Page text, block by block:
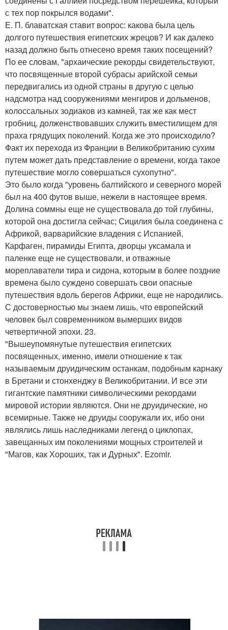
с тех пор покрылся водами".
Е. П. блаватская ставит вопрос: какова была цель
долгого путешествия египетских жрецов? И как далеко
назад должно быть отнесено время таких посещений?
По ее словам, "архаические рекорды свидетельствуют,
что посвященные второй субрасы арийской семьи
передвигались из одной страны в другую с целью
надсмотра над сооружениями менгиров и дольменов,
колоссальных зодиаков из камней, так же как мест
гробниц, долженствовавших служить вместилищем для
праха грядущих поколений. Когда же это происходило?
Факт их перехода из Франции в Великобританию сухим
путем может дать представление о времени, когда такое
путешествие могло совершаться сухопутно".
Это было когда "уровень балтийского и северного морей
был на 400 футов выше, нежели в настоящее время.
Долина соммны еще не существовала до той глубины,
которой она достигла сейчас; Сицилия была соединена с
Африкой, варварийские владения с Испанией,
Карфаген, пирамиды Египта, дворцы уксамала и
паленке еще не существовали, и отважные
мореплаватели тира и сидона, которым в более поздние
времена было суждено совершать свои опасные
путешествия вдоль берегов Африки, еще не народились.
С достоверностью мы знаем лишь, что европейский
человек был современником вымерших видов
четвертичной эпохи. 23.
"Вышеупомянутые путешествия египетских
посвященных, именно, имели отношение к так
называемым друидическим останкам, подобным карнаку
в Бретани и стонхенджу в Великобритании. И все эти
гигантские памятники символическими рекордами
мировой истории являются. Они не друидические, но
всемирные. Также не друиды сооружали их, ибо они
являлись лишь наследниками легенд о циклопах,
завещанных им поколениями мощных строителей и
"Магов, как Хороших, так и Дурных". Ezomir.